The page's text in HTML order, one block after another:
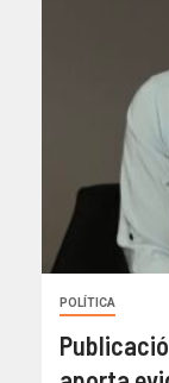
POLÍTICA